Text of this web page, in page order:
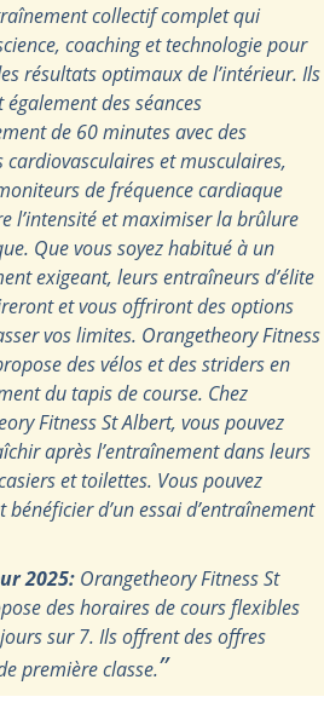
collectif complet qui
coaching et technologie pour
résultats optimaux de l’intérieur. Ils
des séances
de 60 minutes avec des
cardiovasculaires et musculaires,
de fréquence cardiaque
l’intensité et maximiser la brûlure
Que vous soyez habitué à un
exigeant, leurs entraîneurs d’élite
et vous offriront des options
vos limites. Orangetheory Fitness
des vélos et des striders en
du tapis de course. Chez
Fitness St Albert, vous pouvez
après l’entraînement dans leurs
et toilettes. Vous pouvez
bénéficier d’un essai d’entraînement
2025: Orangetheory Fitness St
des horaires de cours flexibles
sur 7. Ils offrent des offres
première classe.”